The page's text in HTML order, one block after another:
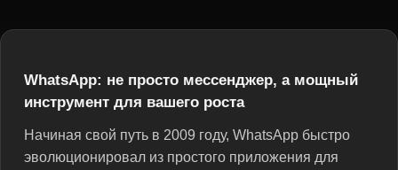
WhatsApp: не просто мессенджер, а мощный
инструмент для вашего роста
Начиная свой путь в 2009 году, WhatsApp быстро
эволюционировал из простого приложения для